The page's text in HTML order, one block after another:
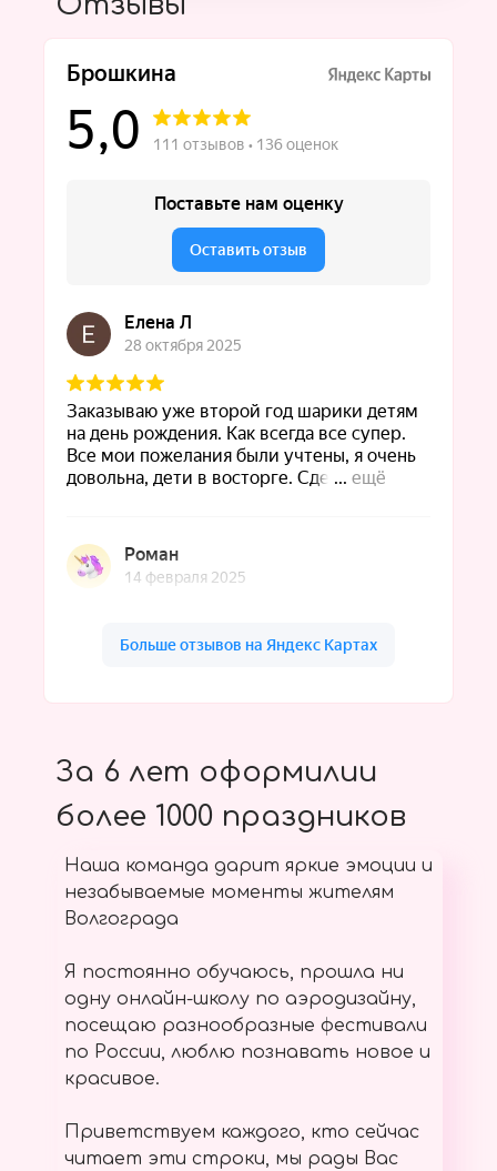
За 6 лет оформилии
более 1000 праздников
Наша команда дарит яркие эмоции и
незабываемые моменты жителям
Волгограда
Я постоянно обучаюсь, прошла ни
одну онлайн-школу по аэродизайну,
посещаю разнообразные фестивали
по России, люблю познавать новое и
красивое.
Приветствуем каждого, кто сейчас
читает эти строки, мы рады Вас